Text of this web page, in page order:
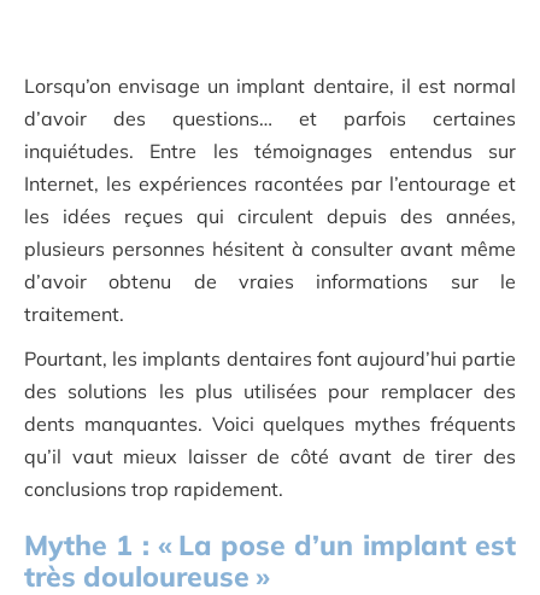
Lorsqu’on envisage un implant dentaire, il est normal
d’avoir des questions… et parfois certaines
inquiétudes. Entre les témoignages entendus sur
Internet, les expériences racontées par l’entourage et
les idées reçues qui circulent depuis des années,
plusieurs personnes hésitent à consulter avant même
d’avoir obtenu de vraies informations sur le
traitement.
Pourtant, les implants dentaires font aujourd’hui partie
des solutions les plus utilisées pour remplacer des
dents manquantes. Voici quelques mythes fréquents
qu’il vaut mieux laisser de côté avant de tirer des
conclusions trop rapidement.
Mythe 1 : « La pose d’un implant est
très douloureuse »